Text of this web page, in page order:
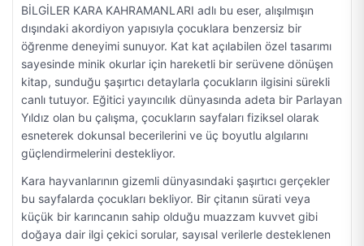
BİLGİLER KARA KAHRAMANLARI adlı bu eser, alışılmışın
dışındaki akordiyon yapısıyla çocuklara benzersiz bir
öğrenme deneyimi sunuyor. Kat kat açılabilen özel tasarımı
sayesinde minik okurlar için hareketli bir serüvene dönüşen
kitap, sunduğu şaşırtıcı detaylarla çocukların ilgisini sürekli
canlı tutuyor. Eğitici yayıncılık dünyasında adeta bir Parlayan
Yıldız olan bu çalışma, çocukların sayfaları fiziksel olarak
esneterek dokunsal becerilerini ve üç boyutlu algılarını
güçlendirmelerini destekliyor.
Kara hayvanlarının gizemli dünyasındaki şaşırtıcı gerçekler
bu sayfalarda çocukları bekliyor. Bir çitanın sürati veya
küçük bir karıncanın sahip olduğu muazzam kuvvet gibi
doğaya dair ilgi çekici sorular, sayısal verilerle desteklenen